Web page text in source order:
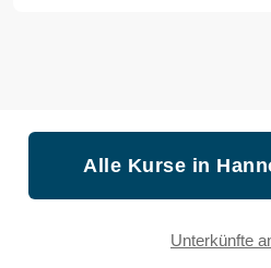
Alle Kurse in
Unterkünfte